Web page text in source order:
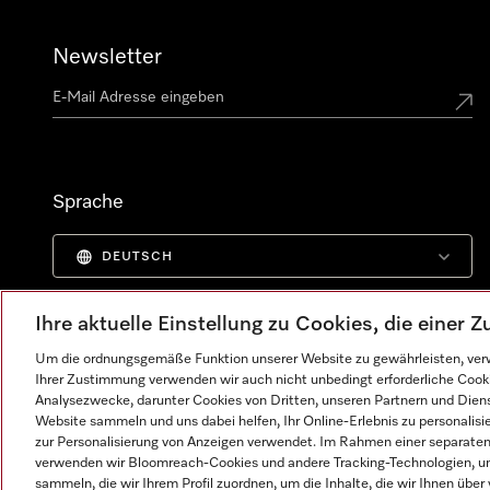
Newsletter
Sprache
DEUTSCH
Ihre aktuelle Einstellung zu Cookies, die einer
Um die ordnungsgemäße Funktion unserer Website zu gewährleisten,
Ihrer Zustimmung verwenden wir auch nicht unbedingt erforderliche
Analysezwecke, darunter Cookies von Dritten, unseren Partnern und
Website sammeln und uns dabei helfen, Ihr Online-Erlebnis zu
zur Personalisierung von Anzeigen verwendet. Im Rahmen einer
verwenden wir Bloomreach-Cookies und andere Tracking-Technologien,
sammeln, die wir Ihrem Profil zuordnen, um die Inhalte, die wir Ihnen